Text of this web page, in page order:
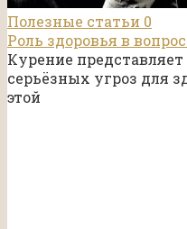
Полезные статьи 0
Роль здоровья в
Курение
серьёзных угроз для
этой